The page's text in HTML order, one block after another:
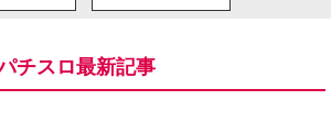
チスロ最新記事